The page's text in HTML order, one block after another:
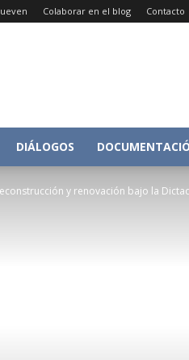
Colaborar en el blog Contacto
DIÁLOGOS
y renovación bajo la